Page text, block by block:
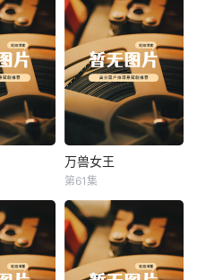
万兽女王
万兽女王
第61集